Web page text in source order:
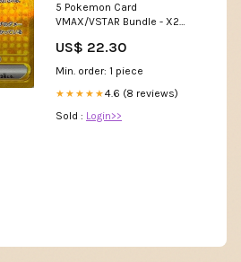
5 Pokemon Card
VMAX/VSTAR Bundle - X2
Rare
US$ 22.30
Min. order: 1 piece
★★★★★4.6 (8 reviews)
Sold : Login>>